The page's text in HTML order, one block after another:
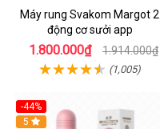
Máy rung Svakom Margot 2
động cơ sưởi app
1.800.000₫ 1.914.000₫
(1,005)
-44%
Hot
5